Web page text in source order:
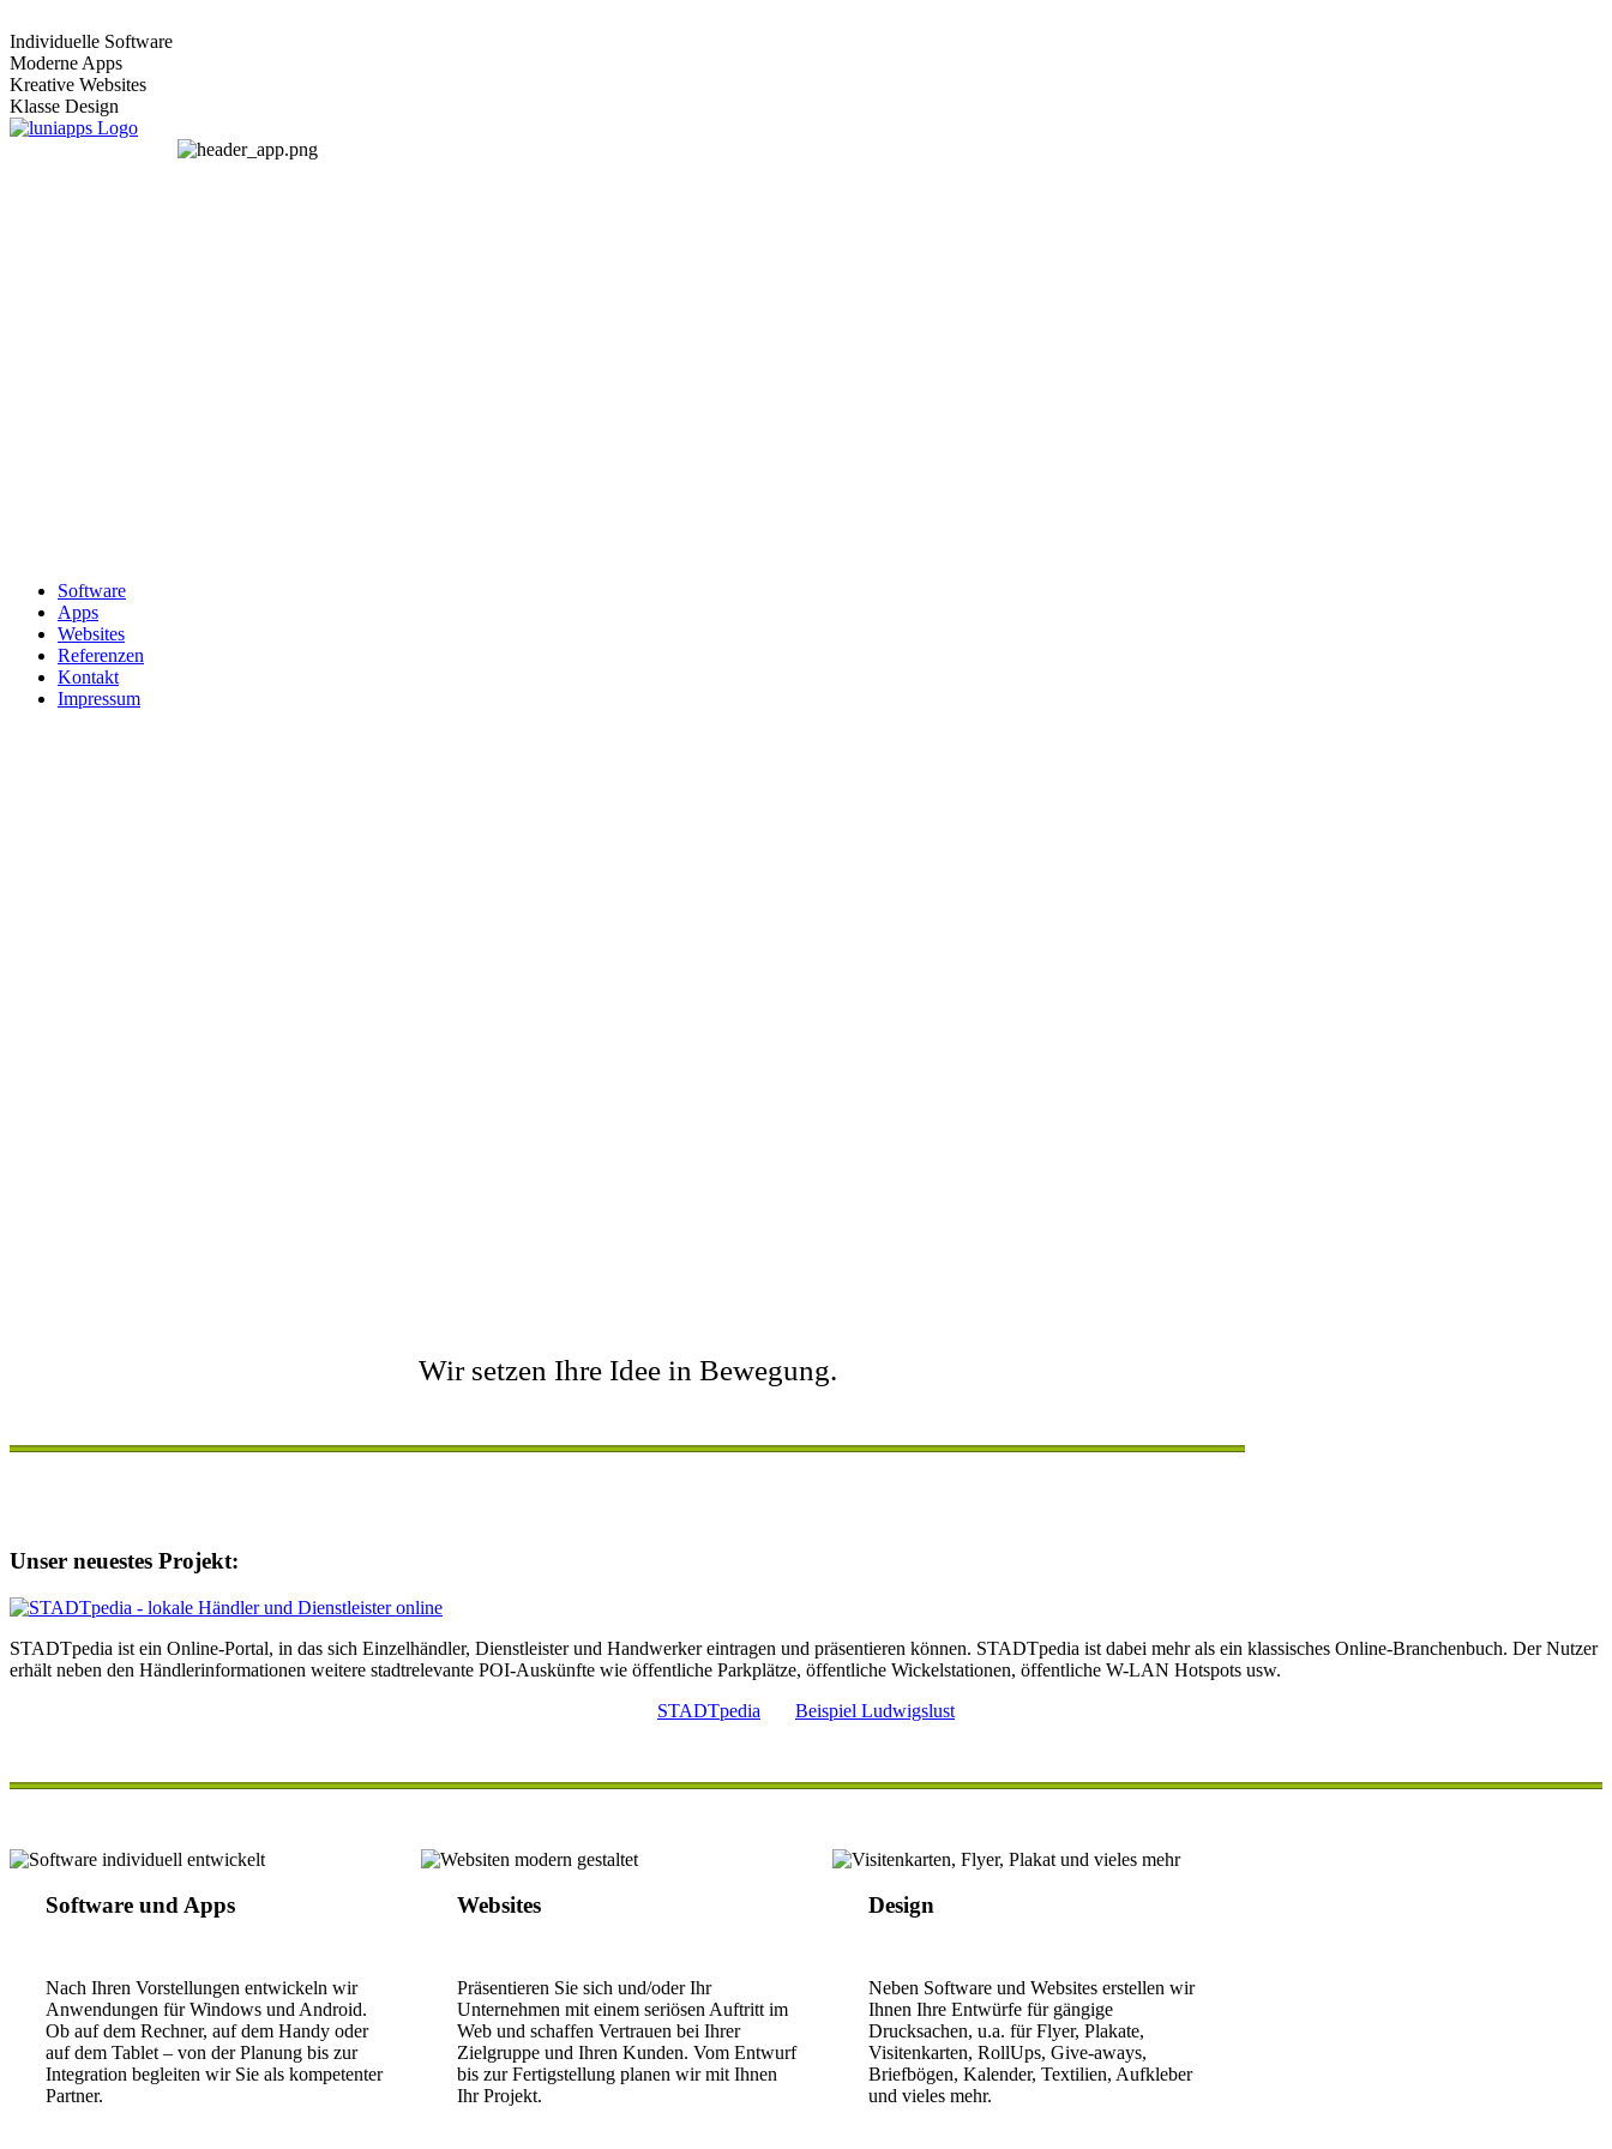
Individuelle Software
Moderne Apps
Kreative Websites
Klasse Design
Software
Apps
Websites
Referenzen
Kontakt
Impressum
Wir setzen Ihre Idee in Bewegung.
Unser neuestes Projekt:
STADTpedia ist ein Online-Portal, in das sich Einzelhändler, Dienstleister und Handwerker eintragen und präsentieren können. STADTpedia ist dabei mehr als ein klassisches Online-Branchenbuch. Der Nutzer
erhält neben den Händlerinformationen weitere stadtrelevante POI-Auskünfte wie öffentliche Parkplätze, öffentliche Wickelstationen, öffentliche W-LAN Hotspots usw.
STADTpedia
Beispiel Ludwigslust
Software und Apps
Nach Ihren Vorstellungen entwickeln wir
Anwendungen für Windows und Android.
Ob auf dem Rechner, auf dem Handy oder
auf dem Tablet – von der Planung bis zur
Integration begleiten wir Sie als kompetenter
Partner.
Websites
Präsentieren Sie sich und/oder Ihr
Unternehmen mit einem seriösen Auftritt im
Web und schaffen Vertrauen bei Ihrer
Zielgruppe und Ihren Kunden. Vom Entwurf
bis zur Fertigstellung planen wir mit Ihnen
Ihr Projekt.
Design
Neben Software und Websites erstellen wir
Ihnen Ihre Entwürfe für gängige
Drucksachen, u.a. für Flyer, Plakate,
Visitenkarten, RollUps, Give-aways,
Briefbögen, Kalender, Textilien, Aufkleber
und vieles mehr.